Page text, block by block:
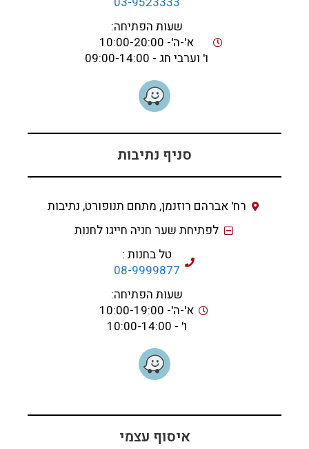
שעות הפתיחה:
א'-ה'- 10:00-20:00
ו' וערבי חג - 09:00-14:00
סניף נתיבות
רח' אברהם רוזנמן, מתחם תנופורט, נתיבות
לפתיחת שער חניה חייגו לחנות
טל בחנות :
08-9999877
שעות הפתיחה:
א'-ה'- 10:00-19:00
ו' - 10:00-14:00
איסוף עצמי